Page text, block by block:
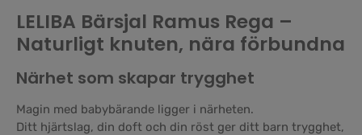
LELIBA Bärsjal Ramus Rega –
Naturligt knuten, nära förbundna
Närhet som skapar trygghet
Magin med babybärande ligger i närheten.
Ditt hjärtslag, din doft och din röst ger ditt barn trygghet,